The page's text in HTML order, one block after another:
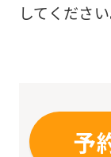
してください
予